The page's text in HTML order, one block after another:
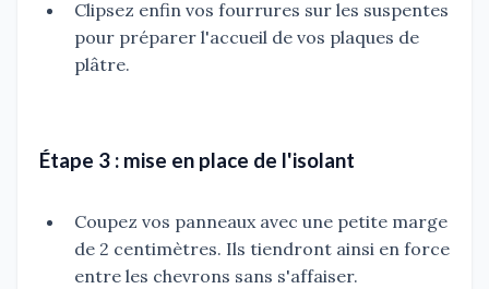
Clipsez enfin vos fourrures sur les suspentes
pour préparer l'accueil de vos plaques de
plâtre.
Étape 3 : mise en place de l'isolant
Coupez vos panneaux avec une petite marge
de 2 centimètres. Ils tiendront ainsi en force
entre les chevrons sans s'affaiser.